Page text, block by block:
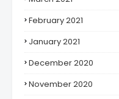
February 2021
January 2021
December 2020
November 2020